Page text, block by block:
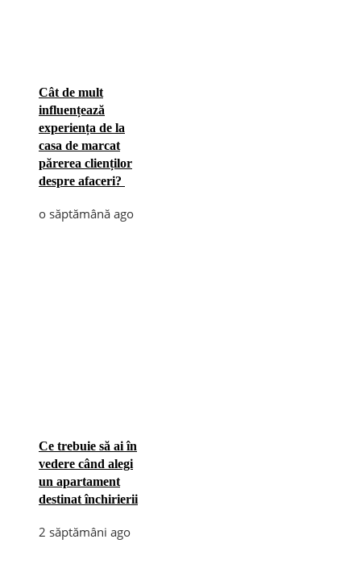
Cât de mult
influențează
experiența de la
casa de marcat
părerea clienților
despre afaceri?
o săptămână ago
Ce trebuie să ai în
vedere când alegi
un apartament
destinat închirierii
2 săptămâni ago